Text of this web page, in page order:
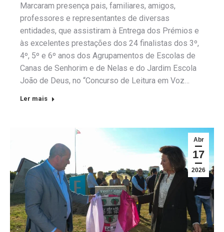
Marcaram presença pais, familiares, amigos,
professores e representantes de diversas
entidades, que assistiram à Entrega dos Prémios e
às excelentes prestações dos 24 finalistas dos 3º,
4º, 5º e 6º anos dos Agrupamentos de Escolas de
Canas de Senhorim e de Nelas e do Jardim Escola
João de Deus, no “Concurso de Leitura em Voz…
Ler mais
Abr
17
2026